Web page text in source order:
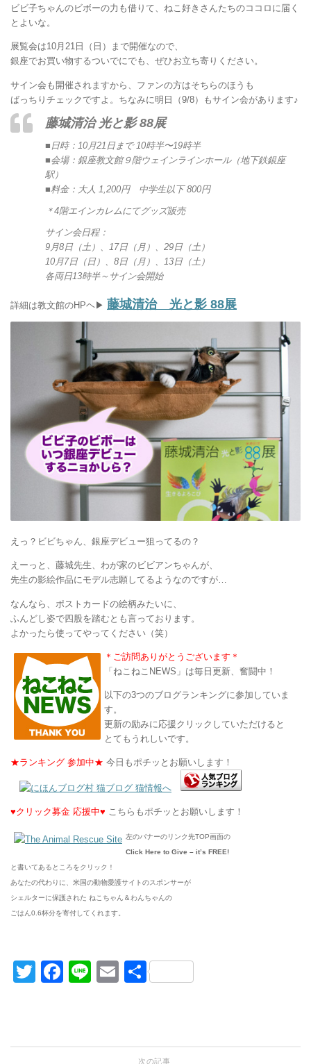
ビビ子ちゃんのビボーの力も借りて、ねこ好きさんたちのココロに届く
とよいな。
展覧会は10月21日（日）まで開催なので、
銀座でお買い物するついでにでも、ぜひお立ち寄りください。
サイン会も開催されますから、ファンの方はそちらのほうも
ばっちりチェックですよ。ちなみに明日（9/8）もサイン会があります♪
藤城清治 光と影 88展
■日時：10月21日まで 10時半〜19時半
■会場：銀座教文館９階ウェインラインホール（地下鉄銀座
駅）
■料金：大人 1,200円 中学生以下 800円
＊4階エインカレムにてグッズ販売
サイン会日程：
9月8日（土）、17日（月）、29日（土）
10月7日（日）、8日（月）、13日（土）
各両日13時半～サイン会開始
詳細は教文館のHPヘ▶ 藤城清治 光と影 88展
えっ？ビビちゃん、銀座デビュー狙ってるの？
えーっと、藤城先生、わが家のビビアンちゃんが、
先生の影絵作品にモデル志願してるようなのですが…
なんなら、ポストカードの絵柄みたいに、
ふんどし姿で四股を踏むとも言っております。
よかったら使ってやってください（笑）
＊ご訪問ありがとうございます＊
「ねこねこNEWS」は毎日更新、奮闘中！
以下の3つのブログランキングに参加していま
す。
更新の励みに応援クリックしていただけると
とてもうれしいです。
★ランキング 参加中★ 今日もポチッとお願いします！
♥クリック募金 応援中♥ こちらもポチッとお願いします！
左のバナーのリンク先TOP画面の
Click Here to Give – it’s FREE!
と書いてあるところをクリック！
あなたの代わりに、米国の動物愛護サイトのスポンサーが
シェルターに保護された ねこちゃん＆わんちゃんの
ごはん0.6杯分を寄付してくれます。
Twitter
Facebook
LineEmail
共
次の記事